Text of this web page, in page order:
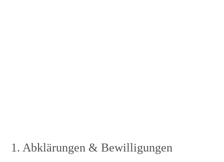
1. Abklärungen & Bewilligungen